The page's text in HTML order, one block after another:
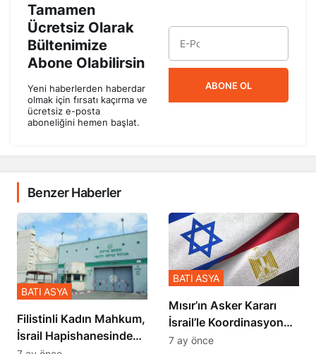
Tamamen
Ücretsiz Olarak
Bültenimize
Abone Olabilirsin
Yeni haberlerden haberdar
olmak için fırsatı kaçırma ve
ücretsiz e-posta
aboneliğini hemen başlat.
ABONE OL
Benzer Haberler
Filistinli Kadın Mahkum,
İsrail Hapishanesindeki
BATI ASYA
Mısır’ın Asker Kararı
İsrail’le Koordinasyon
İçinde Gerçekleşmiş
BATI ASYA
7 ay önce